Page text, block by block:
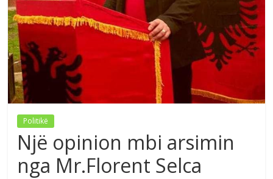
Politikë
Një opinion mbi arsimin
nga Mr.Florent Selca